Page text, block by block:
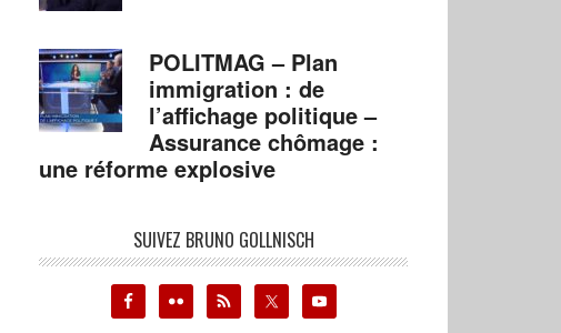
POLITMAG – Plan
immigration : de
l’affichage politique –
Assurance chômage :
une réforme explosive
SUIVEZ BRUNO GOLLNISCH